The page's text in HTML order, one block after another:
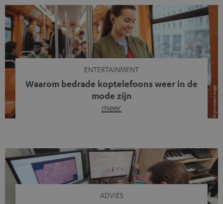
ENTERTAINMENT
Waarom bedrade koptelefoons weer in de
mode zijn
meer
tegenwoordig iets opvallends. Op straat, in de trein en
zelfs tijdens videogesprekken dragen steeds meer
mensen weer oordopjes met een kabel. De angst voor
kabels is niet verdwenen. Maar wat op het eerste […]
ADVIES